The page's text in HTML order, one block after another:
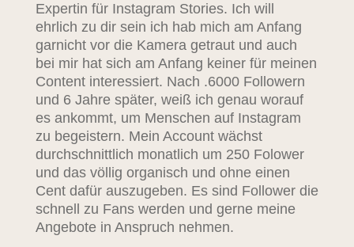
Expertin für Instagram Stories. Ich will
ehrlich zu dir sein ich hab mich am Anfang
garnicht vor die Kamera getraut und auch
bei mir hat sich am Anfang keiner für meinen
Content interessiert. Nach .6000 Followern
und 6 Jahre später, weiß ich genau worauf
es ankommt, um Menschen auf Instagram
zu begeistern. Mein Account wächst
durchschnittlich monatlich um 250 Folower
und das völlig organisch und ohne einen
Cent dafür auszugeben. Es sind Follower die
schnell zu Fans werden und gerne meine
Angebote in Anspruch nehmen.